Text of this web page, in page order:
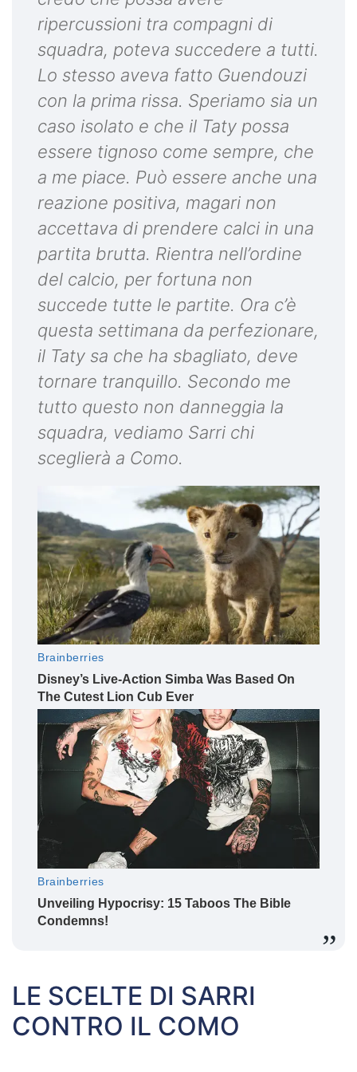
ripercussioni tra compagni di
squadra, poteva succedere a tutti.
Lo stesso aveva fatto Guendouzi
con la prima rissa. Speriamo sia un
caso isolato e che il Taty possa
essere tignoso come sempre, che
a me piace. Può essere anche una
reazione positiva, magari non
accettava di prendere calci in una
partita brutta. Rientra nell’ordine
del calcio, per fortuna non
succede tutte le partite. Ora c’è
questa settimana da perfezionare,
il Taty sa che ha sbagliato, deve
tornare tranquillo. Secondo me
tutto questo non danneggia la
squadra, vediamo Sarri chi
sceglierà a Como.
LE SCELTE DI SARRI
CONTRO IL COMO